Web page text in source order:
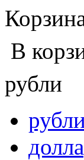
В
рубли